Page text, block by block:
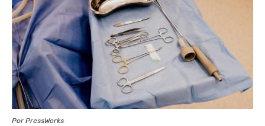
Por PressWorks